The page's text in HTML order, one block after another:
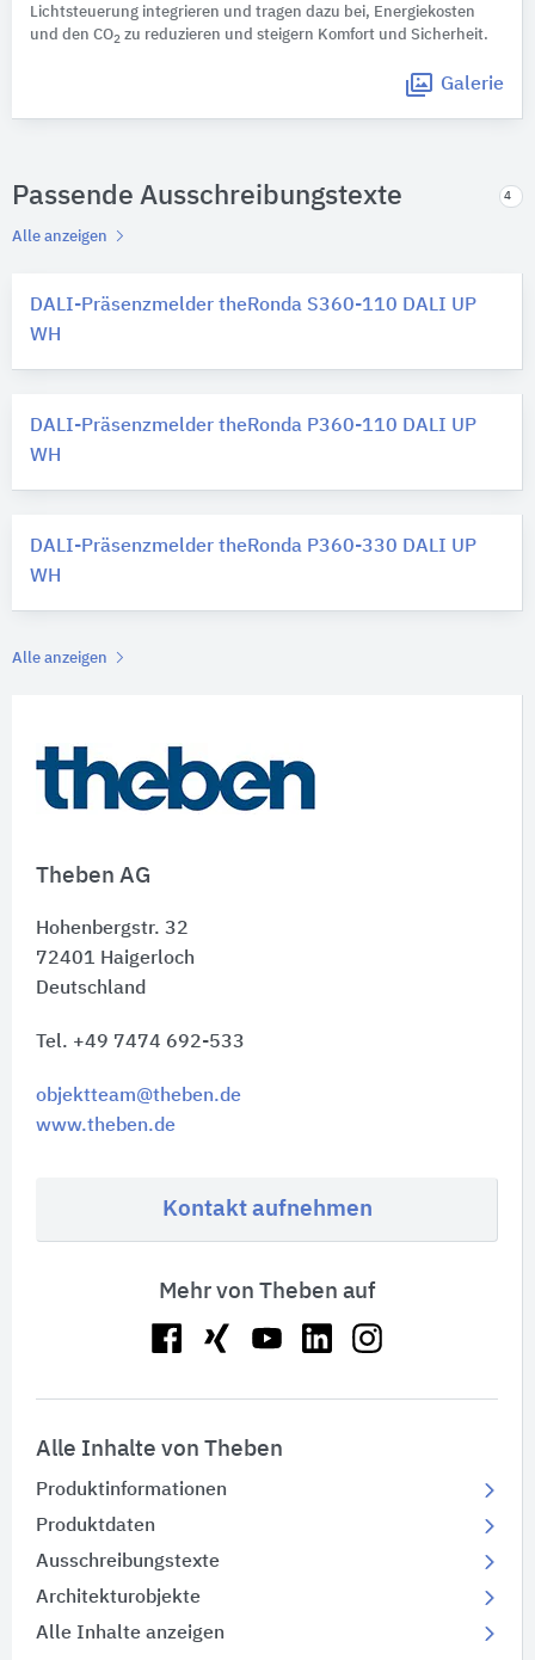
Theben AG
Hohenbergstr. 32
72401 Haigerloch
Deutschland
Tel. +49 7474 692-533
objektteam@theben.de
www.theben.de
Kontakt aufnehmen
Mehr von Theben auf
Alle Inhalte von Theben
Produktinformationen
Produktdaten
Ausschreibungstexte
Architekturobjekte
Alle Inhalte anzeigen
Lichtsteuerung integrieren und tragen dazu bei, Energiekosten
und den CO2 zu reduzieren und steigern Komfort und Sicherheit.
Galerie
Passende Ausschreibungstexte 4
Alle anzeigen
DALI-Präsenzmelder theRonda S360-110 DALI UP
WH
DALI-Präsenzmelder theRonda P360-110 DALI UP
WH
DALI-Präsenzmelder theRonda P360-330 DALI UP
WH
Alle anzeigen